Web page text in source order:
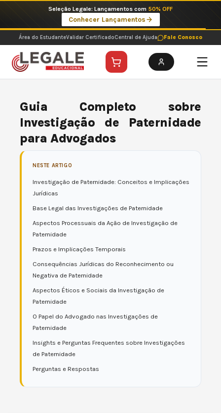
o
conteúdo
Imperdíveis no Pix: Pós Selecionadas a 199 reais no pix em parcela única
Ver ofertas
Área do EstudanteValidar CertificadoCentral de Ajuda Fale Conosco
Guia Completo sobre
Investigação de Paternidade
para Advogados
NESTE ARTIGO
Investigação de Paternidade: Conceitos e Implicações
Jurídicas
Base Legal das Investigações de Paternidade
Aspectos Processuais da Ação de Investigação de
Paternidade
Prazos e Implicações Temporais
Consequências Jurídicas do Reconhecimento ou
Negativa de Paternidade
Aspectos Éticos e Sociais da Investigação de
Paternidade
O Papel do Advogado nas Investigações de
Paternidade
Insights e Perguntas Frequentes sobre Investigações
de Paternidade
Perguntas e Respostas